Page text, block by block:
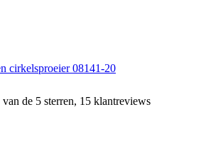
cirkelsproeier 08141-20
de 5 sterren, 15 klantreviews